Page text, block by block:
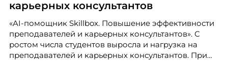
карьерных консультантов
«AI-помощник Skillbox. Повышение эффективности
преподавателей и карьерных консультантов». С
ростом числа студентов выросла и нагрузка на
преподавателей и карьерных консультантов. При